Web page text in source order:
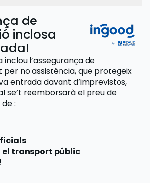
de
inclosa
l’assegurança de
no assistència, que protegeix
entrada davant d’imprevistos,
se’t reemborsarà el preu de
de:
el transport públic